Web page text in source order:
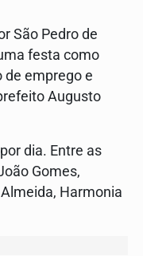
São Pedro de
festa como
de emprego e
Augusto
dia. Entre as
Gomes,
Harmonia